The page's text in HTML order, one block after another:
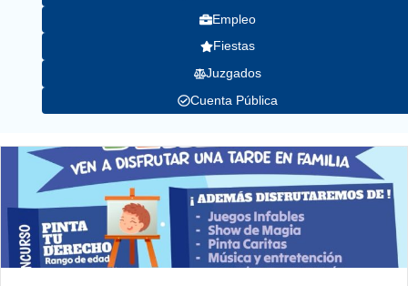
Empleo
Fiestas
Juzgados
Cuenta Pública